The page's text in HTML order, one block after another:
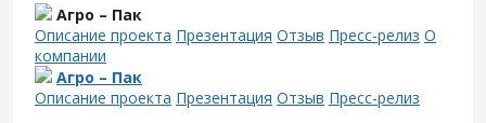
Агро – Пак
Описание проекта Презентация Отзыв Пресс-релиз О
компании
Агро – Пак
Описание проекта Презентация Отзыв Пресс-релиз